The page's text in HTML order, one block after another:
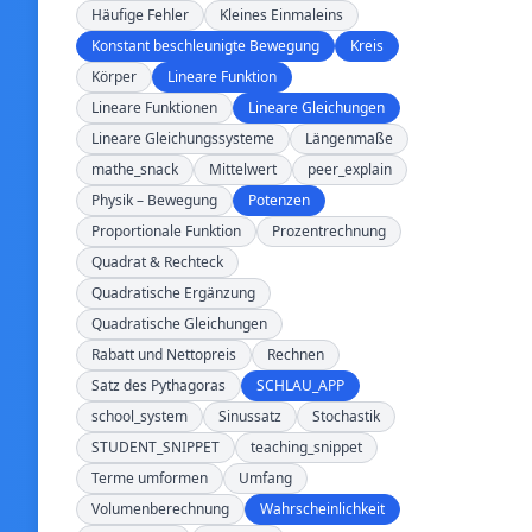
Häufige Fehler
Kleines Einmaleins
Konstant beschleunigte Bewegung
Kreis
Körper
Lineare Funktion
Lineare Funktionen
Lineare Gleichungen
Lineare Gleichungssysteme
Längenmaße
mathe_snack
Mittelwert
peer_explain
Physik – Bewegung
Potenzen
Proportionale Funktion
Prozentrechnung
Quadrat & Rechteck
Quadratische Ergänzung
Quadratische Gleichungen
Rabatt und Nettopreis
Rechnen
Satz des Pythagoras
SCHLAU_APP
school_system
Sinussatz
Stochastik
STUDENT_SNIPPET
teaching_snippet
Terme umformen
Umfang
Volumenberechnung
Wahrscheinlichkeit